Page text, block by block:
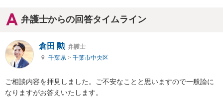
弁護士からの回答タイムライン
倉田 勲 弁護士
千葉県 > 千葉市中央区
ご相談内容を拝見しました。ご不安なことと思いますので一般論に
なりますがお答えいたします。